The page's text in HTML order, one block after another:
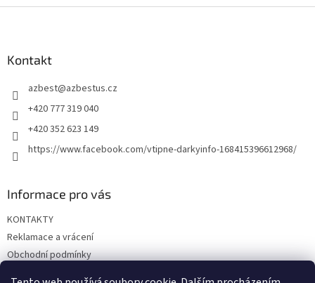
Kontakt
azbest@azbestus.cz
+420 777 319 040
+420 352 623 149
https://www.facebook.com/vtipne-darkyinfo-168415396612968/
Informace pro vás
KONTAKTY
Reklamace a vrácení
Obchodní podmínky